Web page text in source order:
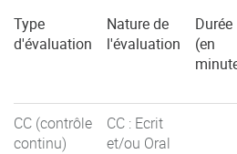
Type
d'évaluation
Nature de
l'évaluation
Durée
(en
CC (contrôle
continu)
CC : Ecrit
et/ou Oral